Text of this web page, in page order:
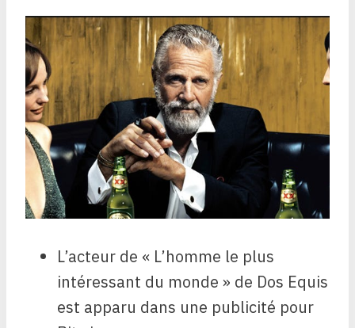
L’acteur de « L’homme le plus
intéressant du monde » de Dos Equis
est apparu dans une publicité pour